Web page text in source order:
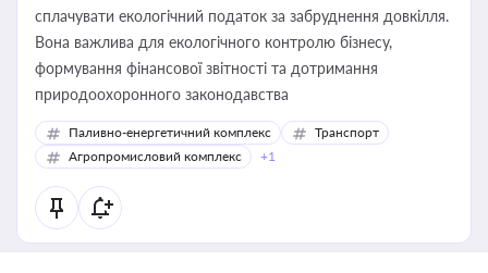
сплачувати екологічний податок за забруднення довкілля.
Вона важлива для екологічного контролю бізнесу,
формування фінансової звітності та дотримання
природоохоронного законодавства
Паливно-енергетичний комплекс
Транспорт
Агропромисловий комплекс
+1